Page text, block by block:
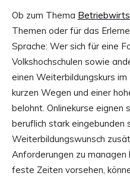
Ob zum Thema
Themen oder für das
Sprache: Wer sich für eine
Volkshochschulen sowie
einen Weiterbildungskurs
kurzen Wegen und einer
belohnt. Onlinekurse eignen
beruflich stark eingebunden
Weiterbildungswunsch
Anforderungen zu managen
feste Zeiten vorsehen,